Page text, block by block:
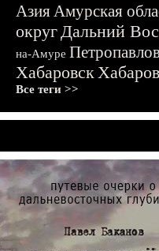
АзияАмурская
округДальний
на-Амуре
Хабаровск
Все теги >>